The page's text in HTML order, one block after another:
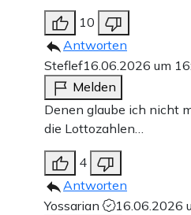
10
Antworten
Steflef16.06.2026 um
Melden
Denen glaube ich nicht
die Lottozahlen…
4
Antworten
Yossarian
16.06.2026